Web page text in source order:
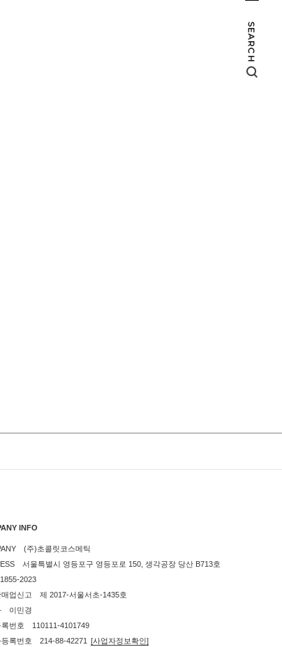
INFO
(주)초콜릿코스메틱
서울특별시 영등포구 영등포로 150, 생각공장 당산 B713호
2023
매업신고 제 2017-서울서초-1435호
이민경
록번호 110111-4101749
등록번호 214-88-42271 [사업자정보확인]